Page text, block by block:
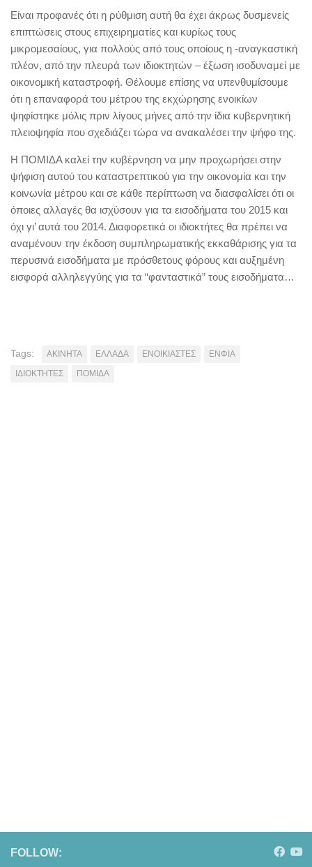
Είναι προφανές ότι η ρύθμιση αυτή θα έχει άκρως δυσμενείς
επιπτώσεις στους επιχειρηματίες και κυρίως τους
μικρομεσαίους, για πολλούς από τους οποίους η -αναγκαστική
πλέον, από την πλευρά των ιδιοκτητών – έξωση ισοδυναμεί με
οικονομική καταστροφή. Θέλουμε επίσης να υπενθυμίσουμε
ότι η επαναφορά του μέτρου της εκχώρησης ενοικίων
ψηφίστηκε μόλις πριν λίγους μήνες από την ίδια κυβερνητική
πλειοψηφία που σχεδιάζει τώρα να ανακαλέσει την ψήφο της.
Η ΠΟΜΙΔΑ καλεί την κυβέρνηση να μην προχωρήσει στην
ψήφιση αυτού του καταστρεπτικού για την οικονομία και την
κοινωνία μέτρου και σε κάθε περίπτωση να διασφαλίσει ότι οι
όποιες αλλαγές θα ισχύσουν για τα εισοδήματα του 2015 και
όχι γι’ αυτά του 2014. Διαφορετικά οι ιδιοκτήτες θα πρέπει να
αναμένουν την έκδοση συμπληρωματικής εκκαθάρισης για τα
περυσινά εισοδήματα με πρόσθετους φόρους και αυξημένη
εισφορά αλληλεγγύης για τα “φανταστικά” τους εισοδήματα…
Tags: ΑΚΙΝΗΤΑ ΕΛΛΑΔΑ ΕΝΟΙΚΙΑΣΤΕΣ
ΕΝΦΙΑ
ΙΔΙΟΚΤΗΤΕΣ
ΠΟΜΙΔΑ
FOLLOW: